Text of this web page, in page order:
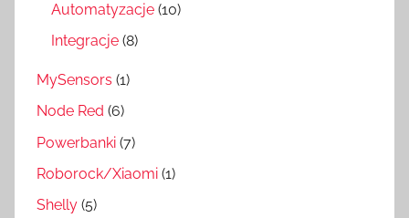
Automatyzacje (10)
Integracje (8)
MySensors (1)
Node Red (6)
Powerbanki (7)
Roborock/Xiaomi (1)
Shelly (5)